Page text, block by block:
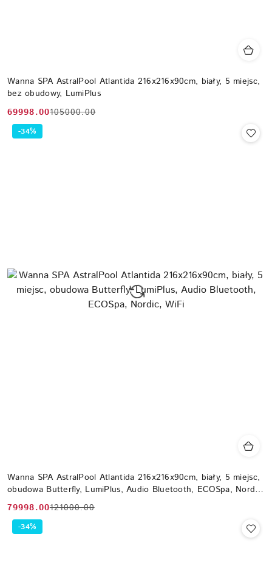
Wanna SPA AstralPool Atlantida 216x216x90cm, biały, 5 miejsc,
bez obudowy, LumiPlus
Cena
promocyjna:
69998.00
Cena
przed
105000.00
Wanna SPA AstralPool Atlantida 216x216x90cm, biały, 5 miejsc,
obudowa Butterfly, LumiPlus, Audio Bluetooth, ECOSpa, Nordic,
WiFi
Cena
promocyjna:
79998.00
Cena
przed
121000.00
-34%
-34%